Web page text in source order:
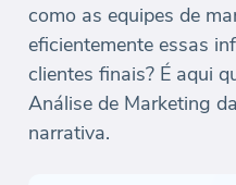
como as equipes de
eficientemente essas
clientes finais? É aqui
Análise de Marketing
narrativa.